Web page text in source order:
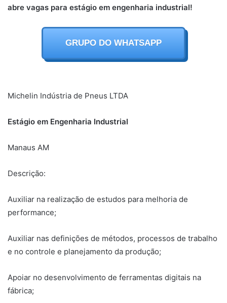
abre vagas para estágio em engenharia industrial!
GRUPO DO WHATSAPP
Michelin Indústria de Pneus LTDA
Estágio em Engenharia Industrial
Manaus AM
Descrição:
Auxiliar na realização de estudos para melhoria de
performance;
Auxiliar nas definições de métodos, processos de trabalho
e no controle e planejamento da produção;
Apoiar no desenvolvimento de ferramentas digitais na
fábrica;